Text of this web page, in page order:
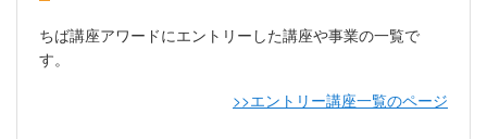
ちば講座アワードにエントリーした講座や事業の一覧で
す。
>>エントリー講座一覧のページ